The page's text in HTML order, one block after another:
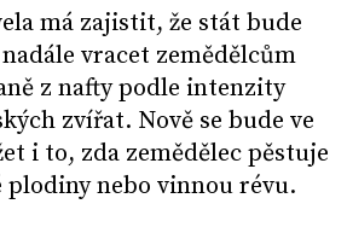
má zajistit, že stát bude
vracet zemědělcům
z nafty podle intenzity
zvířat. Nově se bude ve
i to, zda zemědělec pěstuje
nebo vinnou révu.